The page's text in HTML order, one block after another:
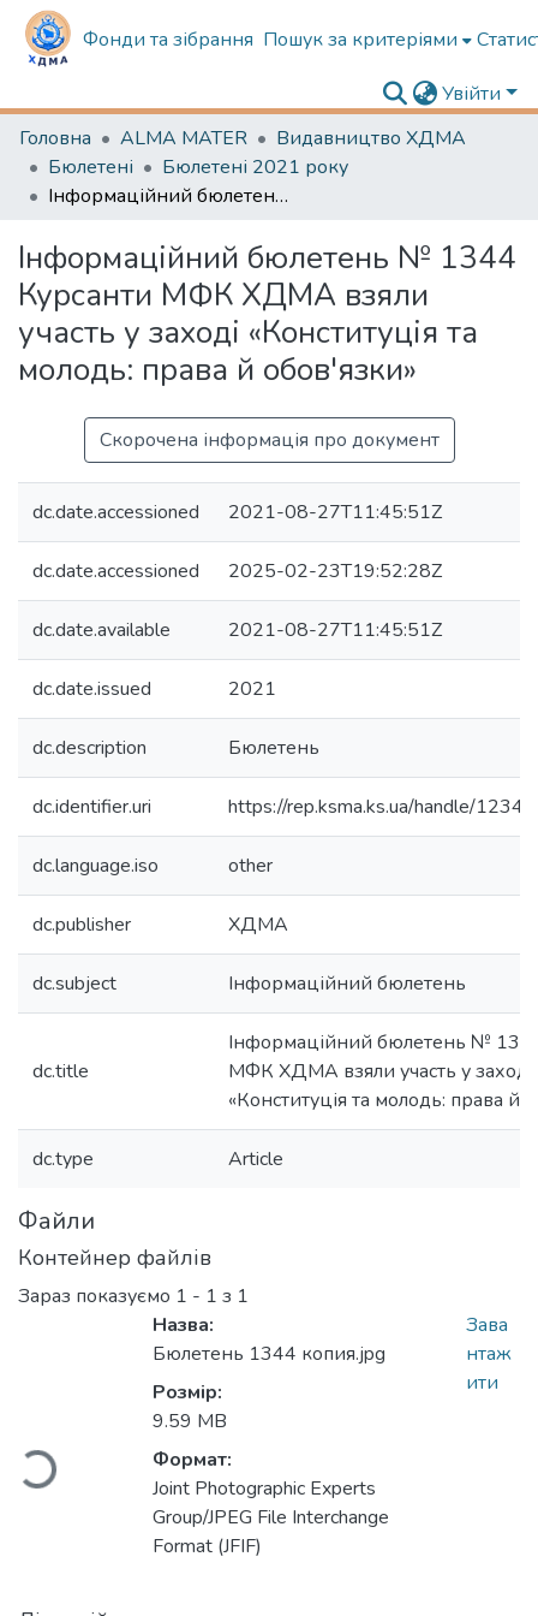
Фонди та зібрання Пошук за критеріями
Увійти
Головна
ALMA MATER
Видавництво ХДМА
Бюлетені
Бюлетені 2021 року
Інформаційний бюлетень № 1344 Курсанти МФК ХДМА взяли участь у заході «Конституція та молодь: права й обов'язки»
Інформаційний бюлетень № 1344
Курсанти МФК ХДМА взяли
участь у заході «Конституція та
молодь: права й обов'язки»
Скорочена інформація про документ
dc.date.accessioned 2021-08-27T11:45:51Z
dc.date.accessioned 2025-02-23T19:52:28Z
dc.date.available 2021-08-27T11:45:51Z
dc.date.issued 2021
dc.description Бюлетень
dc.identifier.uri https://rep.ksma.ks.ua/handle/
dc.language.iso other
dc.publisher ХДМА
dc.subject Інформаційний бюлетень
dc.title
Інформаційний бюлетень №
МФК ХДМА взяли участь у заході
«Конституція та молодь: права й
dc.type Article
Файли
Контейнер файлів
Зараз показуємо 1 - 1 з 1
Назва:
Бюлетень 1344 копия.jpg
Розмір:
9.59 MB
Формат:
Joint Photographic Experts
Group/JPEG File Interchange
Format (JFIF)
Зава
нтаж
ити